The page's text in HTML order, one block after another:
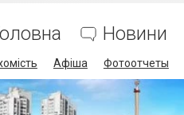
Новини
Афіша Фотоотчеты